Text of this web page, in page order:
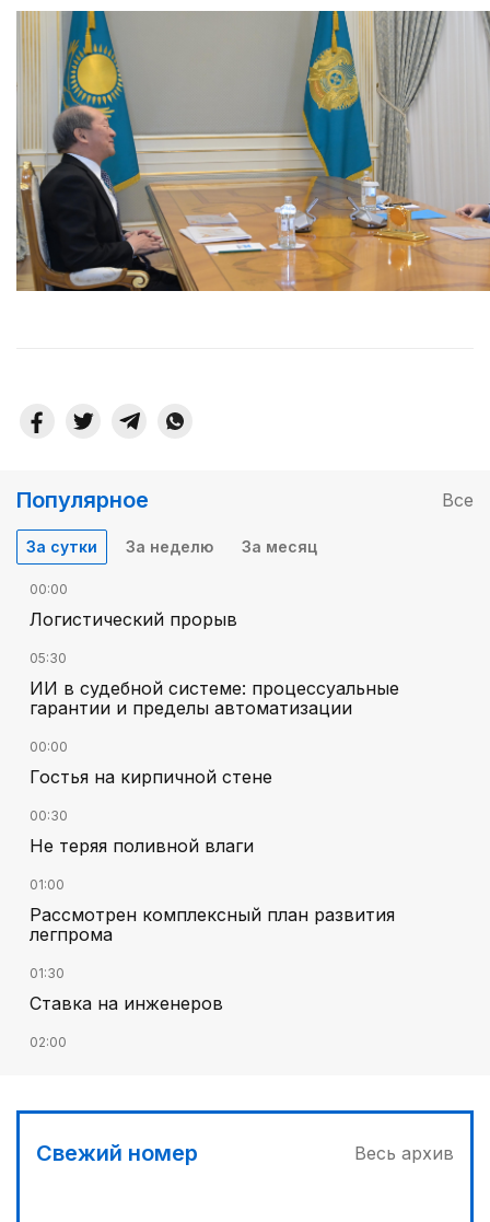
Популярное Все
За сутки За неделю За месяц
00:00
Логистический прорыв
05:30
ИИ в судебной системе: процессуальные
гарантии и пределы автоматизации
00:00
Гостья на кирпичной стене
00:30
Не теряя поливной влаги
01:00
Рассмотрен комплексный план развития
легпрома
01:30
Ставка на инженеров
02:00
02:30
Программа модернизации – в действии
Свежий номер Весь архив